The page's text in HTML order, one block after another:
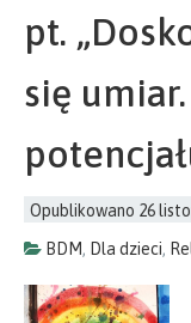
pt.
się
Opublikowano 26
BDM, Dla dzieci,